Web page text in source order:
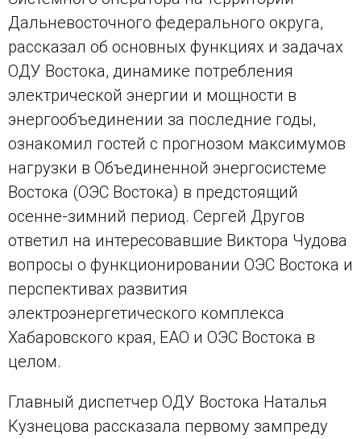
Дальневосточного федерального округа,
рассказал об основных функциях и задачах
ОДУ Востока, динамике потребления
электрической энергии и мощности в
энергообъединении за последние годы,
ознакомил гостей с прогнозом максимумов
нагрузки в Объединенной энергосистеме
Востока (ОЭС Востока) в предстоящий
осенне-зимний период. Сергей Другов
ответил на интересовавшие Виктора Чудова
вопросы о функционировании ОЭС Востока и
перспективах развития
электроэнергетического комплекса
Хабаровского края, ЕАО и ОЭС Востока в
целом.
Главный диспетчер ОДУ Востока Наталья
Кузнецова рассказала первому зампреду